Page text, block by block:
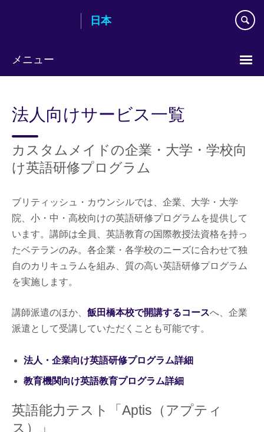
content
日本
メニュー
法人向けサービス一覧
カスタムメイドの企業・大学・学校向
け英語研修プログラム
ブリティッシュ・カウンシルでは、企業、大学・大学
院、小・中・高校向けの英語研修プログラムを提供して
います。講師は全員、英語教育の国際教授法資格を持っ
たベテランのみ。各企業・各学校のニーズに合わせて独
自のカリキュラムを組み、質の高い英語研修プログラム
を実施します。
講師派遣のほか、 飯田橋本校で開講するコースへ、企業
派遣として受講していただくことも可能です。
法人・企業向け英語研修プログラム詳細
教育機関向け英語教育プログラム詳細
英語能力テスト「Aptis（アプティ
ス）」